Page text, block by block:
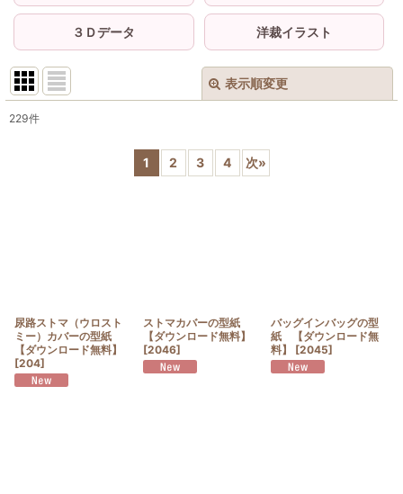
３Ｄデータ 洋裁イラスト
表示順変更
サブカテゴリ
229件
1 2 3 4 次»
尿路ストマ（ウロスト
ミー）カバーの型紙
【ダウンロード無料】
[204]
ストマカバーの型紙
【ダウンロード無料】
[2046]
バッグインバッグの型
紙 【ダウンロード無
料】
[2045]